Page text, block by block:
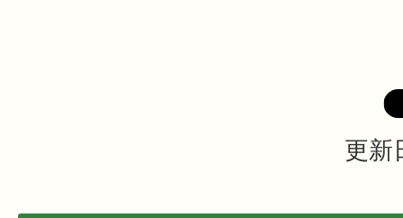
更新